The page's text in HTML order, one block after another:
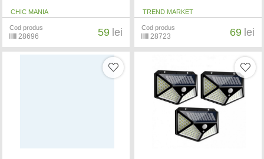
CHIC MANIA
Cod produs
28696 59 lei
TREND MARKET
Cod produs
28723 69 lei